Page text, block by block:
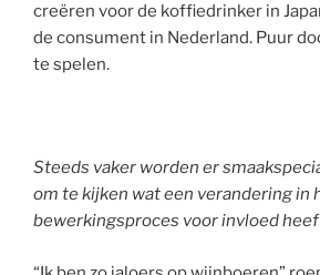
creëren voor de koffiedrinker in
de consument in Nederland. Puur
te spelen.
Steeds vaker worden er
om te kijken wat een verandering in
bewerkingsproces voor invloed